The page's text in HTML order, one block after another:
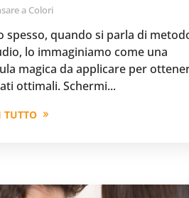
a Colori
spesso, quando si parla di
lo immaginiamo come una
magica da applicare per
ottimali. Schermi...
TUTTO